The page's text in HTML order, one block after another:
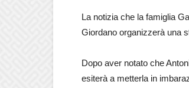
La notizia che la famiglia
Giordano organizzerà una
Dopo aver notato che
esiterà a metterla in